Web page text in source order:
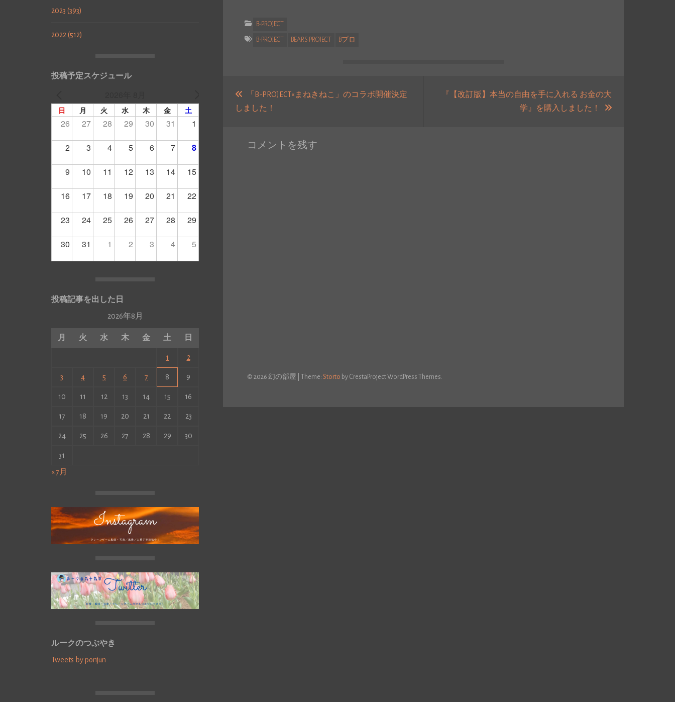
2023 (393)
2022 (512)
投稿予定スケジュール
日 月 火 水 木 金 土
26 27 28 29 30 31 1
2 3 4 5 6 7 8
9 10 11 12 13 14 15
16 17 18 19 20 21 22
23 24 25 26 27 28 29
30 31 1 2 3 4 5
投稿記事を出した日
2026年8月
月 火 水 木 金 土 日
1 2
3 4 5 6 7 8 9
10 11 12 13 14 15 16
17 18 19 20 21 22 23
24 25 26 27 28 29 30
31
« 7月
ルークのつぶやき
Tweets by ponjun
B-PROJECT
B-PROJECT BEARS PROJECT Bプロ
「B-PROJECT×まねきねこ」のコラボ開催決定
しました！
投
『【改訂版】本当の自由を手に入れる お金の大
学』を購入しました！
次
コメントを残す
© 2026 幻の部屋 Theme: Storto by CrestaProject WordPress Themes.